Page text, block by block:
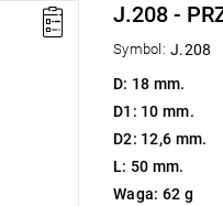
J.208 -
Symbol: J.208
D: 18 mm.
D1: 10 mm.
D2: 12,6 mm.
L: 50 mm.
Waga: 62 g